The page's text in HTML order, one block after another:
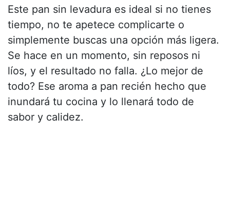
Este pan sin levadura es ideal si no tienes
tiempo, no te apetece complicarte o
simplemente buscas una opción más ligera.
Se hace en un momento, sin reposos ni
líos, y el resultado no falla. ¿Lo mejor de
todo? Ese aroma a pan recién hecho que
inundará tu cocina y lo llenará todo de
sabor y calidez.